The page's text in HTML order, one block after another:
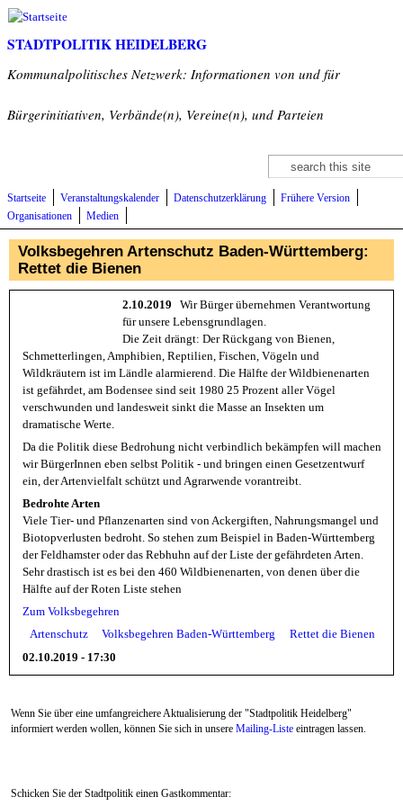
Direkt zum Inhalt
STADTPOLITIK HEIDELBERG
Kommunalpolitisches Netzwerk: Informationen von und für
Bürgerinitiativen, Verbände(n), Vereine(n), und Parteien
Suchformular
Suche
Startseite Veranstaltungskalender Datenschutzerklärung
Frühere Version
Organisationen
Medien
Volksbegehren Artenschutz Baden-Württemberg:
Rettet die Bienen
2.10.2019 Wir Bürger übernehmen Verantwortung
für unsere Lebensgrundlagen.
Die Zeit drängt: Der Rückgang von Bienen,
Schmetterlingen, Amphibien, Reptilien, Fischen, Vögeln und
Wildkräutern ist im Ländle alarmierend. Die Hälfte der Wildbienenarten
ist gefährdet, am Bodensee sind seit 1980 25 Prozent aller Vögel
verschwunden und landesweit sinkt die Masse an Insekten um
dramatische Werte.
Da die Politik diese Bedrohung nicht verbindlich bekämpfen will machen
wir BürgerInnen eben selbst Politik - und bringen einen Gesetzentwurf
ein, der Artenvielfalt schützt und Agrarwende vorantreibt.
Bedrohte Arten
Viele Tier- und Pflanzenarten sind von Ackergiften, Nahrungsmangel und
Biotopverlusten bedroht. So stehen zum Beispiel in Baden-Württemberg
der Feldhamster oder das Rebhuhn auf der Liste der gefährdeten Arten.
Sehr drastisch ist es bei den 460 Wildbienenarten, von denen über die
Hälfte auf der Roten Liste stehen
Zum Volksbegehren
Artenschutz
Volksbegehren Baden-Württemberg
Rettet die Bienen
02.10.2019 - 17:30
Wenn Sie über eine umfangreichere Aktualisierung der "Stadtpolitik Heidelberg"
informiert werden wollen, können Sie sich in unsere Mailing-Liste eintragen lassen.
Schicken Sie der Stadtpolitik einen Gastkommentar: